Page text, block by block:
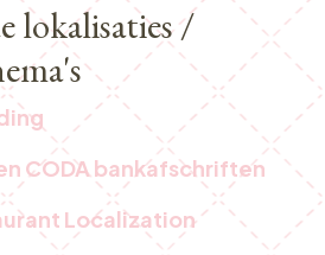
lokalisaties /
CODA bankafschriften
Localization